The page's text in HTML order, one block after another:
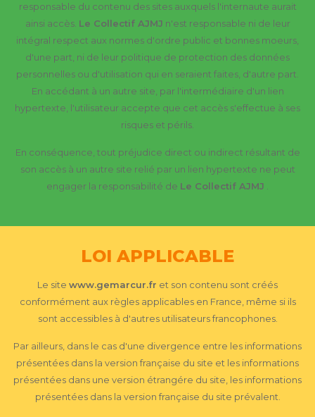
responsable du contenu des sites auxquels l'internaute aurait
ainsi accès. Le Collectif AJMJ n'est responsable ni de leur
intégral respect aux normes d'ordre public et bonnes moeurs,
d'une part, ni de leur politique de protection des données
personnelles ou d'utilisation qui en seraient faites, d'autre part.
En accédant à un autre site, par l'intermédiaire d'un lien
hypertexte, l'utilisateur accepte que cet accès s'effectue à ses
risques et périls.
En conséquence, tout préjudice direct ou indirect résultant de
son accès à un autre site relié par un lien hypertexte ne peut
engager la responsabilité de Le Collectif AJMJ
LOI APPLICABLE
Le site www.gemarcur.fr et son contenu sont créés
conformément aux règles applicables en France, même si ils
sont accessibles à d'autres utilisateurs francophones.
Par ailleurs, dans le cas d'une divergence entre les informations
présentées dans la version française du site et les informations
présentées dans une version étrangére du site, les informations
présentées dans la version française du site prévalent.